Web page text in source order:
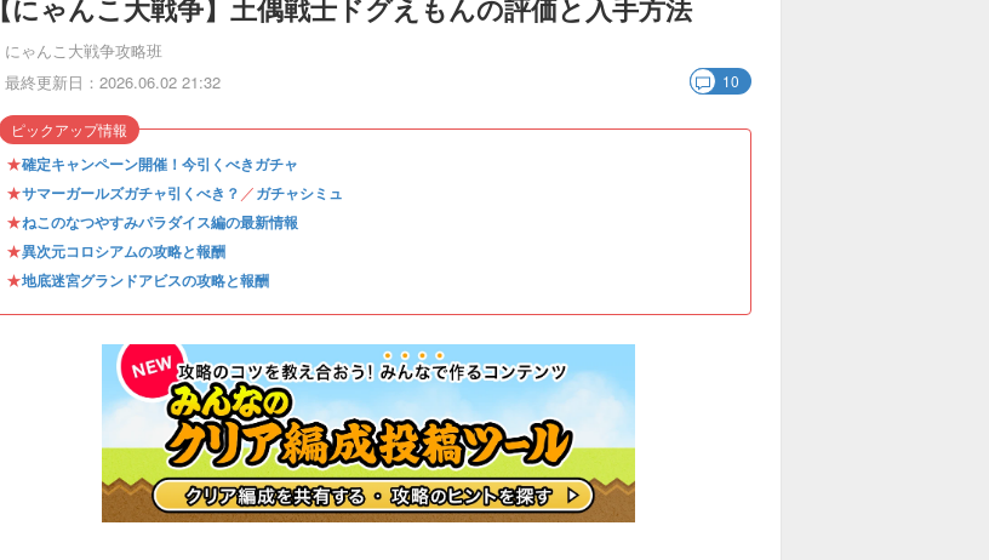
【にゃんこ大戦争】土偶戦士ドグえもんの評価と入手方法
にゃんこ大戦争攻略班
最終更新日：2026.06.02 21:32
10
★確定キャンペーン開催！今引くべきガチャ
★サマーガールズガチャ引くべき？ ／ガチャシミュ
★ねこのなつやすみパラダイス編の最新情報
★異次元コロシアムの攻略と報酬
★地底迷宮グランドアビスの攻略と報酬
ピックアップ情報